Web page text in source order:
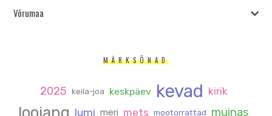
Võrumaa
MÄRKSÕNAD
2025 keila-joa keskpäev kevad kirik
loojang lumi meri mets mootorrattad muinas